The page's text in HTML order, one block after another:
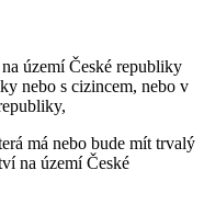
území České republiky
nebo s cizincem, nebo v
má nebo bude mít trvalý
na území České